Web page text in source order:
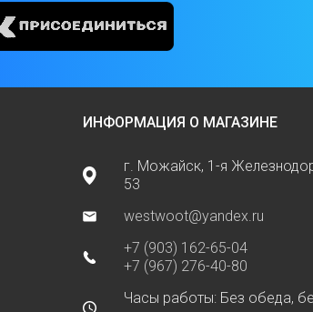
ИНФОРМАЦИЯ О МАГАЗИНЕ
г. Можайск, 1-я
53
westwoot@yandex.ru
+7 (903) 162-65-04
+7 (967) 276-40-80
Часы работы: Без обеда,